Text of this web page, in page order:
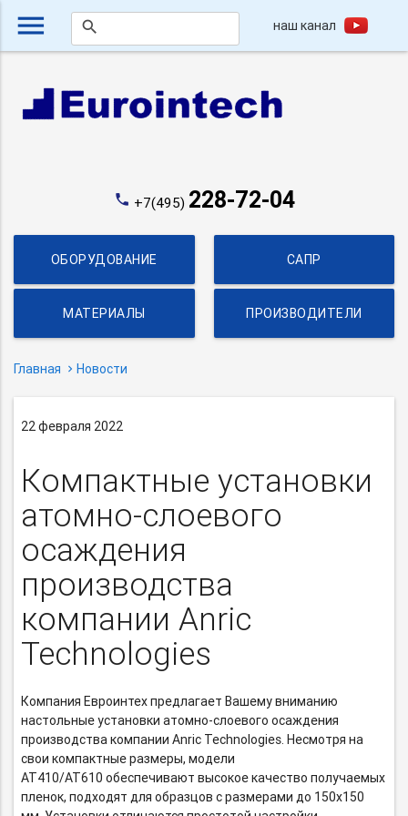
menu search наш канал
phone +7(495) 228-72-04
ОБОРУДОВАНИЕ САПР
МАТЕРИАЛЫ ПРОИЗВОДИТЕЛИ
Главная Новости
22 февраля 2022
Компактные установки
атомно-слоевого
осаждения
производства
компании Anric
Technologies
Компания Евроинтех предлагает Вашему вниманию
настольные установкиатомно-слоевого осаждения
производства компании Anric Technologies. Несмотря на
свои компактные размеры, модели
AT410/AT610 обеспечивают высокое качество получаемых
пленок, подходят для образцов с размерами до 150х150